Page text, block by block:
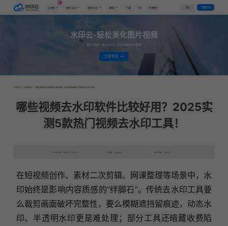
工具集
AI
图片水印 视频水印 教程 下载 VIP 代理推广 登录 下载客户端
水印云-轻松美化图片视频
图片视频一键去水印，手机电脑均可使用
立即体验
首页 > 行业资讯 > 哪些视频去水印软件比较好用？2025实测5款热门视频去水印工具！
哪些视频去水印软件比较好用？2025实
测5款热门视频去水印工具！
发布日期：2025-12-19 10:47 发表者：qianqian 浏览次数：2334次
在短视频创作、素材二次剪辑、网课整理等场景中，水
印始终是影响内容质感的“绊脚石”。传统去水印工具要
么裁剪画面破坏完整性，要么模糊遮挡留痕迹，动态水
印、半透明水印更是难处理；部分工具还暗藏收费陷